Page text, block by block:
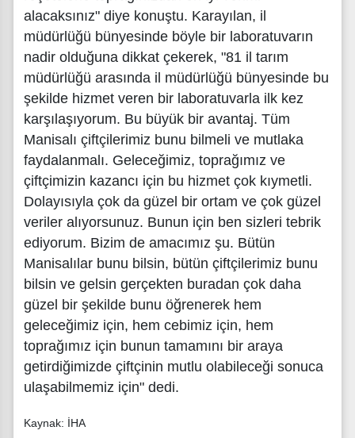
alacaksınız" diye konuştu. Karayılan, il
müdürlüğü bünyesinde böyle bir laboratuvarın
nadir olduğuna dikkat çekerek, "81 il tarım
müdürlüğü arasında il müdürlüğü bünyesinde bu
şekilde hizmet veren bir laboratuvarla ilk kez
karşılaşıyorum. Bu büyük bir avantaj. Tüm
Manisalı çiftçilerimiz bunu bilmeli ve mutlaka
faydalanmalı. Geleceğimiz, toprağımız ve
çiftçimizin kazancı için bu hizmet çok kıymetli.
Dolayısıyla çok da güzel bir ortam ve çok güzel
veriler alıyorsunuz. Bunun için ben sizleri tebrik
ediyorum. Bizim de amacımız şu. Bütün
Manisalılar bunu bilsin, bütün çiftçilerimiz bunu
bilsin ve gelsin gerçekten buradan çok daha
güzel bir şekilde bunu öğrenerek hem
geleceğimiz için, hem cebimiz için, hem
toprağımız için bunun tamamını bir araya
getirdiğimizde çiftçinin mutlu olabileceği sonuca
ulaşabilmemiz için" dedi.
Kaynak: İHA